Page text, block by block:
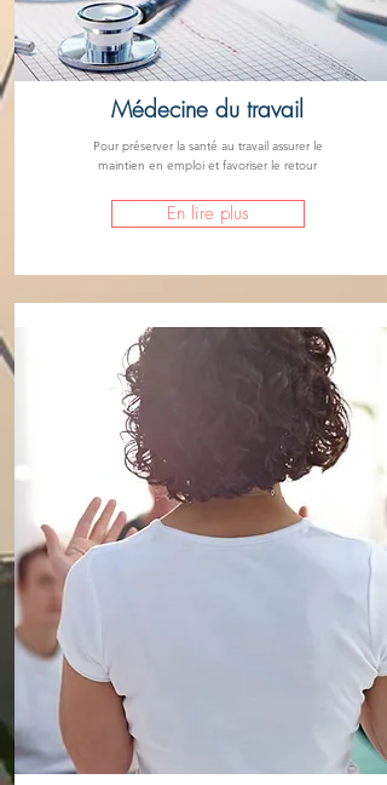
Médecine du travail
Pour préserver la santé au travail assurer le
maintien en emploi et favoriser le retour
En lire plus